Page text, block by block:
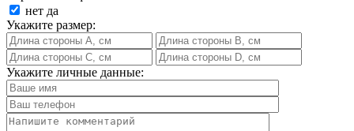
нет да
Укажите размер:
Укажите личные данные: